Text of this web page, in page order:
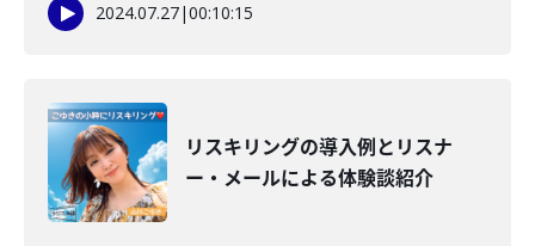
2024.07.27|00:10:15
リスキリングの導入例とリスナ
ー・メールによる体験談紹介